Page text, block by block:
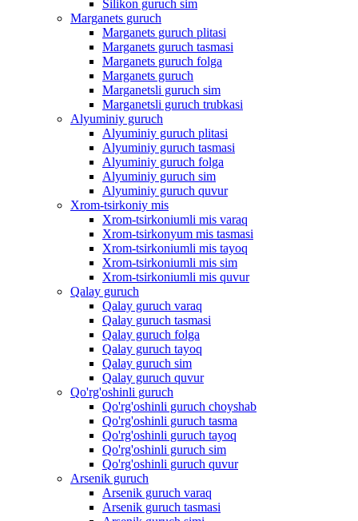
Silikon guruch sim
Marganets guruch
Marganets guruch plitasi
Marganets guruch tasmasi
Marganets guruch folga
Marganets guruch
Marganetsli guruch sim
Marganetsli guruch trubkasi
Alyuminiy guruch
Alyuminiy guruch plitasi
Alyuminiy guruch tasmasi
Alyuminiy guruch folga
Alyuminiy guruch sim
Alyuminiy guruch quvur
Xrom-tsirkoniy mis
Xrom-tsirkoniumli mis varaq
Xrom-tsirkonyum mis tasmasi
Xrom-tsirkoniumli mis tayoq
Xrom-tsirkoniumli mis sim
Xrom-tsirkoniumli mis quvur
Qalay guruch
Qalay guruch varaq
Qalay guruch tasmasi
Qalay guruch folga
Qalay guruch tayoq
Qalay guruch sim
Qalay guruch quvur
Qo'rg'oshinli guruch
Qo'rg'oshinli guruch choyshab
Qo'rg'oshinli guruch tasma
Qo'rg'oshinli guruch tayoq
Qo'rg'oshinli guruch sim
Qo'rg'oshinli guruch quvur
Arsenik guruch
Arsenik guruch varaq
Arsenik guruch tasmasi